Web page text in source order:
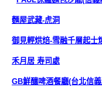
麵屋武藏-虎洞
御見輕烘焙-雪融千層起士
禾月居 寿司處
GB鮮釀啤酒餐廳(台北信